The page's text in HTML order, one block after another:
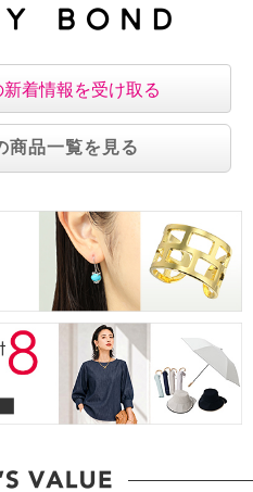
）】
色注意
よる変退色注意
色移り注意
注意
着情報を受け取る
商品一覧を見る